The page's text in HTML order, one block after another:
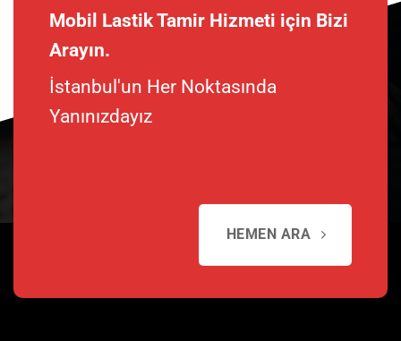
Mobil Lastik Tamir Hizmeti için Bizi
Arayın.
İstanbul'un Her Noktasında
Yanınızdayız
HEMEN ARA